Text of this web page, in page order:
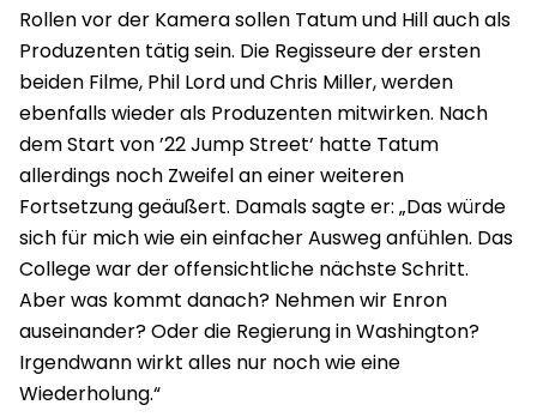
Rollen vor der Kamera sollen Tatum und Hill auch als
Produzenten tätig sein. Die Regisseure der ersten
beiden Filme, Phil Lord und Chris Miller, werden
ebenfalls wieder als Produzenten mitwirken. Nach
dem Start von ’22 Jump Street‘ hatte Tatum
allerdings noch Zweifel an einer weiteren
Fortsetzung geäußert. Damals sagte er: „Das würde
sich für mich wie ein einfacher Ausweg anfühlen. Das
College war der offensichtliche nächste Schritt.
Aber was kommt danach? Nehmen wir Enron
auseinander? Oder die Regierung in Washington?
Irgendwann wirkt alles nur noch wie eine
Wiederholung.“